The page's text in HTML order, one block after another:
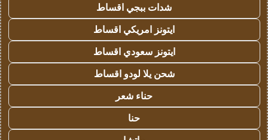
شدات ببجي اقساط
ايتونز امريكي اقساط
ايتونز سعودي اقساط
شحن يلا لودو اقساط
حناء شعر
حنا